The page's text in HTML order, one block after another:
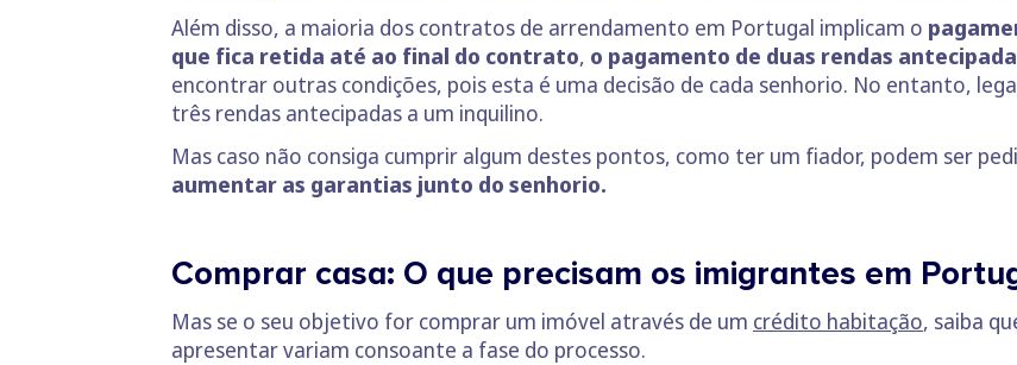
Além disso, a maioria dos contratos de arrendamento em Portugal implicam o
que fica retida até ao final do contrato, o pagamento de duas rendas
encontrar outras condições, pois esta é uma decisão de cada senhorio. No entanto,
três rendas antecipadas a um inquilino.
Mas caso não consiga cumprir algum destes pontos, como ter um fiador, podem ser
aumentar as garantias junto do senhorio.
Comprar casa: O que precisam os imigrantes em
Mas se o seu objetivo for comprar um imóvel através de um crédito habitação, saiba
apresentar variam consoante a fase do processo.